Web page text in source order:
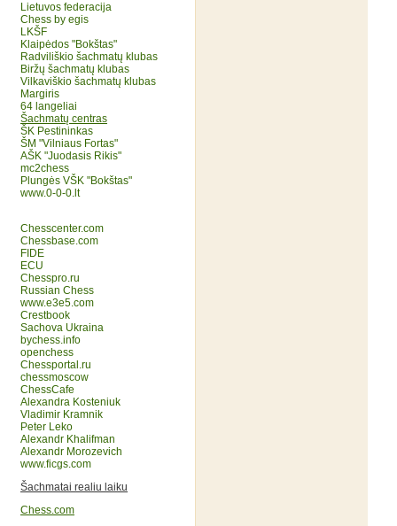
Lietuvos federacija
Chess by egis
LKŠF
Klaipėdos "Bokštas"
Radviliškio šachmatų klubas
Biržų šachmatų klubas
Vilkaviškio šachmatų klubas
Margiris
64 langeliai
Šachmatų centras
ŠK Pestininkas
ŠM "Vilniaus Fortas"
AŠK "Juodasis Rikis"
mc2chess
Plungės VŠK "Bokštas"
www.0-0-0.lt
Chesscenter.com
Chessbase.com
FIDE
ECU
Chesspro.ru
Russian Chess
www.e3e5.com
Crestbook
Sachova Ukraina
bychess.info
openchess
Chessportal.ru
chessmoscow
ChessCafe
Alexandra Kosteniuk
Vladimir Kramnik
Peter Leko
Alexandr Khalifman
Alexandr Morozevich
www.ficgs.com
Šachmatai realiu laiku
Chess.com